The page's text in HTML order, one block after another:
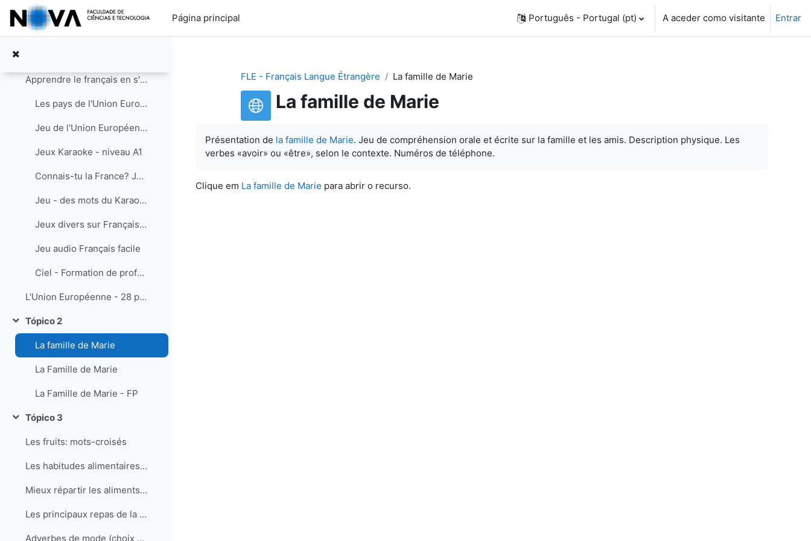
Ir para o conteúdo principal
Página principal
Português - Portugal ‎(pt)‎ A aceder como visitante Entrar
Contrair
Tópico 1
Apprendre le français en s'amusant : informations et liens
Les pays de l'Union Européenne - carte interactive (avant l'entrée de la Croatie)
Jeu de l'Union Européenne sur l'U. E. Le coin des enfants /des enseignants
Jeux Karaoke - niveau A1
Connais-tu la France? Jeux pour mieux la connaître. Les régions, les rois de France, etc.
Jeu - des mots du Karaoke
Jeux divers sur Français facile
Jeu audio Français facile
Ciel - Formation de professeurs de FLE - activités pédagogiques multimédia
L'Union Européenne - 28 pays (1er juillet 2013)
Contrair
Tópico 2
La famille de Marie
La Famille de Marie
La Famille de Marie - FP
Contrair
Tópico 3
Les fruits: mots-croisés
Les habitudes alimentaires: correspondance
Mieux répartir les aliments dans la journée
Les principaux repas de la journée, en France
Adverbes de mode (choix multiples)
FLE - Français Langue Étrangère La famille de Marie
La famille de Marie
Présentation de la famille de Marie. Jeu de compréhension orale et écrite sur la famille et les amis. Description physique. Les
verbes «avoir» ou «être», selon le contexte. Numéros de téléphone.
Clique em La famille de Marie para abrir o recurso.